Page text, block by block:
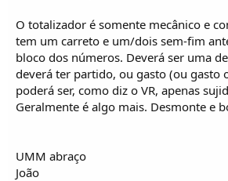
O totalizador é somente mecânico e
tem um carreto e um/dois sem-fim
bloco dos números. Deverá ser uma
deverá ter partido, ou gasto (ou gasto
poderá ser, como diz o VR, apenas
Geralmente é algo mais. Desmonte e
UMM abraço
João